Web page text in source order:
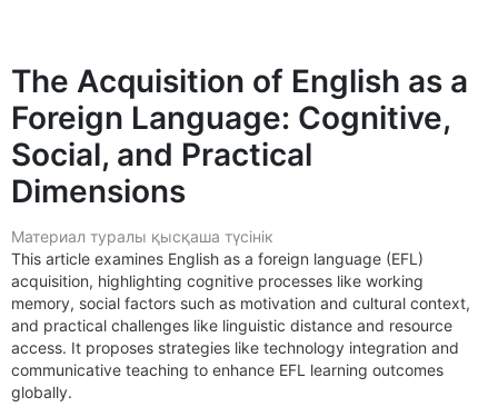
The Acquisition of English as a
Foreign Language: Cognitive,
Social, and Practical
Dimensions
Материал туралы қысқаша түсінік
This article examines English as a foreign language (EFL)
acquisition, highlighting cognitive processes like working
memory, social factors such as motivation and cultural context,
and practical challenges like linguistic distance and resource
access. It proposes strategies like technology integration and
communicative teaching to enhance EFL learning outcomes
globally.